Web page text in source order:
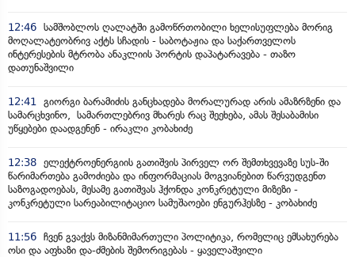
12:46 სამშობლოს ღალატში გამოწრთობილი ხელისუფლება მორიგ
მოღალატეობრივ აქტს სჩადის - საბოტაჟია და საქართველოს
ინტერესების მტრობა ანაკლიის პორტის დაპატარავება - თაზო
დათუნაშვილი
12:41
გიორგი ბარამიძის განცხადება მორალურად არის ამაზრზენი და
სამარცხვინო, სამართლებრივ მხარეს რაც შეეხება, ამას შესაბამისი
უწყებები დაადგენენ - ირაკლი კობახიძე
12:38 ელექტროენერგიის გათიშვის პირველ ორ შემთხვევაზე სუს-ში
წარიმართება გამოძიება და ინფორმაციას მოგვიანებით წარვუდგენთ
საზოგადოებას, მესამე გათიშვას ჰქონდა კონკრეტული მიზეზი -
კონკრეტული სარეაბილიტაციო სამუშაოები ენგურჰესზე - კობახიძე
11:56 ჩვენ გვაქვს მიზანმიმართული პოლიტიკა, რომელიც ემსახურება
ოსი და აფხაზი და-ძმების შემორიგებას - ყაველაშვილი